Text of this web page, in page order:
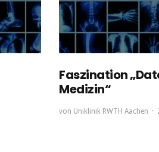
Faszination
Medizin“
von Uniklinik RWTH Aachen